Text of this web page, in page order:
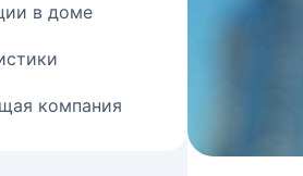
в доме
компания